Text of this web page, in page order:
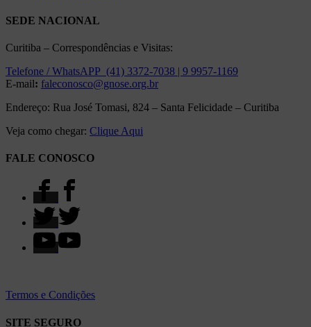
SEDE NACIONAL
Curitiba – Correspondências e Visitas:
Telefone / WhatsAPP (41) 3372-7038 | 9 9957-1169
E-mail: faleconosco@gnose.org.br
Endereço: Rua José Tomasi, 824 – Santa Felicidade – Curitiba
Veja como chegar: Clique Aqui
FALE CONOSCO
Termos e Condições
SITE SEGURO